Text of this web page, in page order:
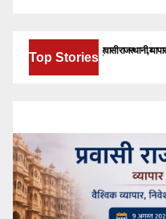
Top Stories
में जुटेंगे देश-विदेश के प्रवासी राजस्थानी, व्यापार और निवेश
अवसरों पर होगा मंथन